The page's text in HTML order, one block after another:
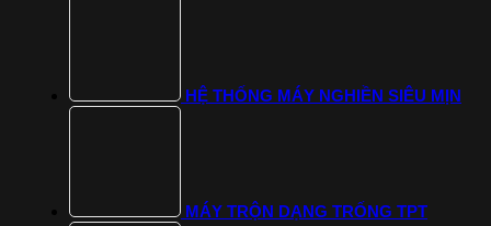
HỆ THỐNG MÁY NGHIỀN SIÊU MỊN
MÁY TRỘN DẠNG TRỐNG TPT